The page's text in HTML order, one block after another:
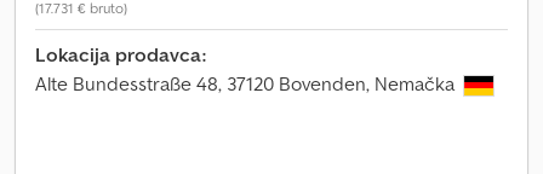
(17.731 € bruto)
Lokacija prodavca:
Alte Bundesstraße 48, 37120 Bovenden, Nemačka